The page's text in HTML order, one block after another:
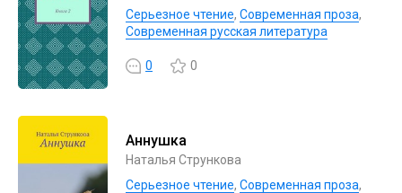
Серьезное чтение, Современная проза,
Современная русская литература
0 0
Аннушка
Наталья Стрункова
Серьезное чтение, Современная проза,